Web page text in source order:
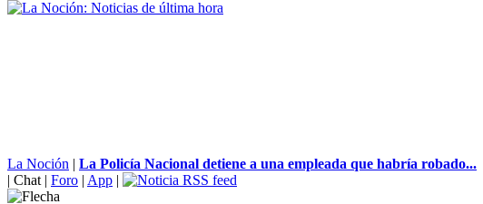
La Noción | La Policía Nacional detiene a una empleada que habría robado...
| Chat | Foro | App |